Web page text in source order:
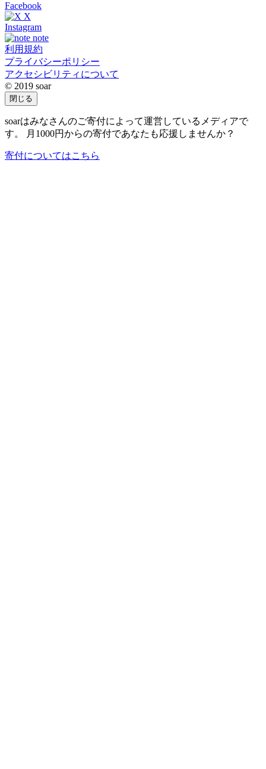
Facebook
X
Instagram
note
利用規約
プライバシーポリシー
アクセシビリティについて
© 2019 soar
閉じる
soarはみなさんのご寄付によって運営しているメディアで
す。 月1000円からの寄付であなたも応援しませんか？
寄付についてはこちら